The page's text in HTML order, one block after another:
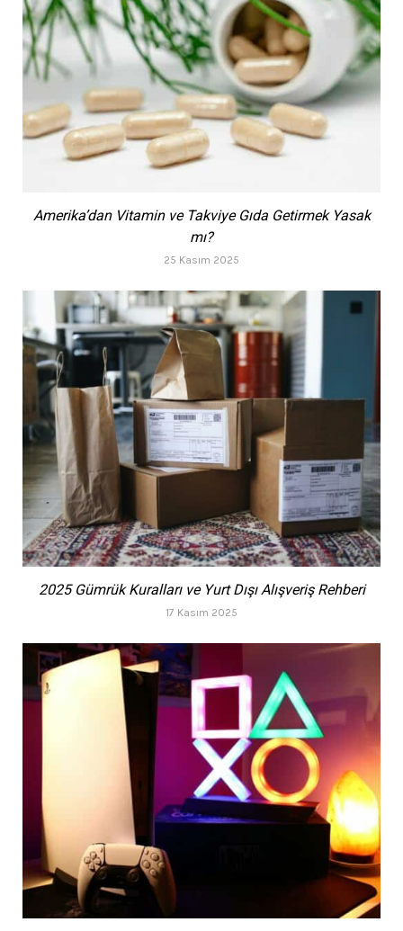
Amerika’dan Vitamin ve Takviye Gıda Getirmek Yasak
mı?
25 Kasım 2025
2025 Gümrük Kuralları ve Yurt Dışı Alışveriş Rehberi
17 Kasım 2025